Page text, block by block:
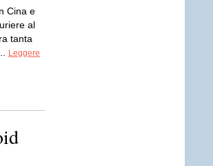
Cina e
al
tanta
Leggere